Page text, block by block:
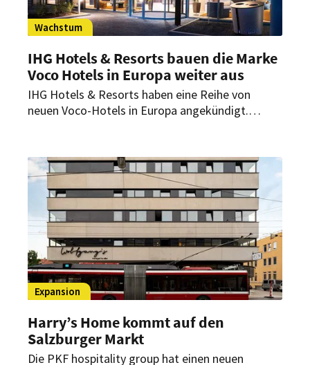
Wachstum
IHG Hotels & Resorts bauen die Marke
Voco Hotels in Europa weiter aus
IHG Hotels & Resorts haben eine Reihe von
neuen Voco-Hotels in Europa angekündigt.
fort.
Expansion
Harry’s Home kommt auf den
Salzburger Markt
Die PKF hospitality group hat einen neuen